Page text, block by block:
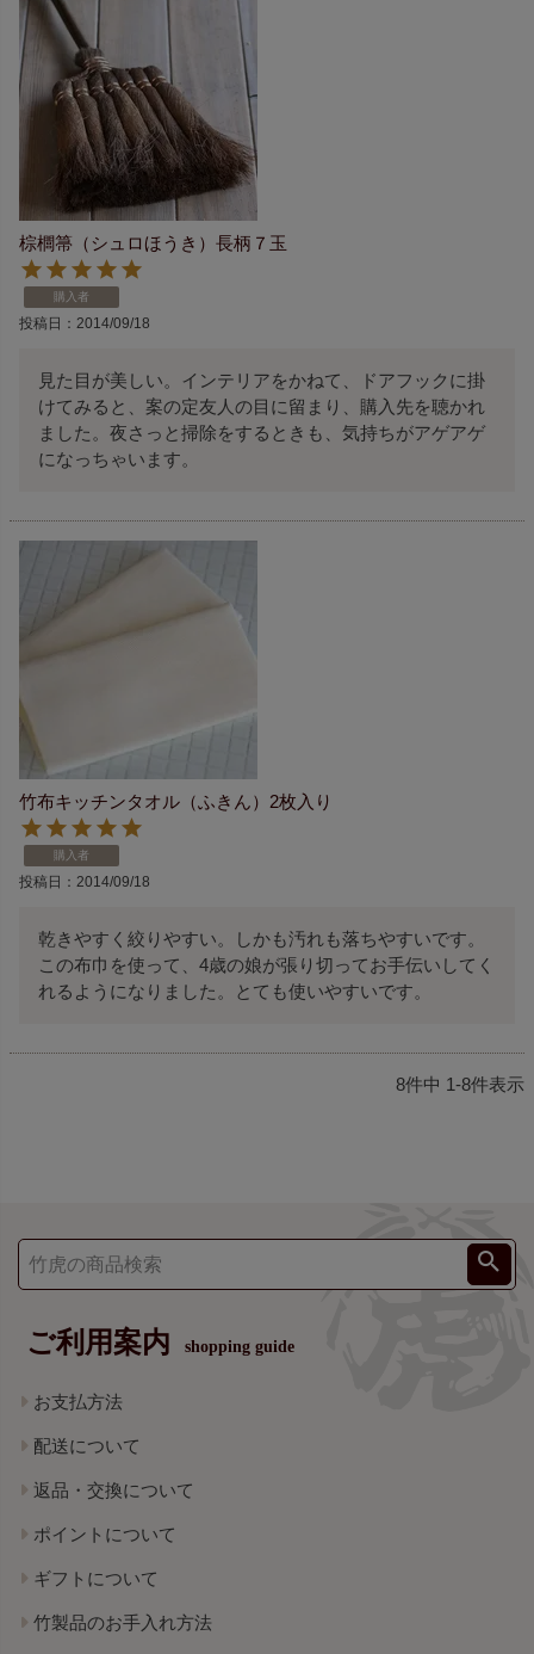
棕櫚箒（シュロほうき）長柄７玉
購入者
投稿日 2014/09/18
見た目が美しい。インテリアをかねて、ドアフックに掛
けてみると、案の定友人の目に留まり、購入先を聴かれ
ました。夜さっと掃除をするときも、気持ちがアゲアゲ
になっちゃいます。
竹布キッチンタオル（ふきん）2枚入り
購入者
投稿日 2014/09/18
乾きやすく絞りやすい。しかも汚れも落ちやすいです。
この布巾を使って、4歳の娘が張り切ってお手伝いしてく
れるようになりました。とても使いやすいです。
8件中 1-8件表示
ご利用案内 shopping guide
お支払方法
配送について
返品・交換について
ポイントについて
ギフトについて
竹製品のお手入れ方法